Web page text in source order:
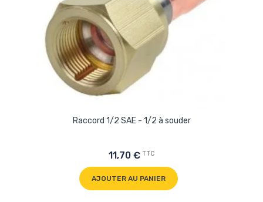
Raccord 1/2 SAE - 1/2 à souder
11,70 € TTC
AJOUTER AU PANIER